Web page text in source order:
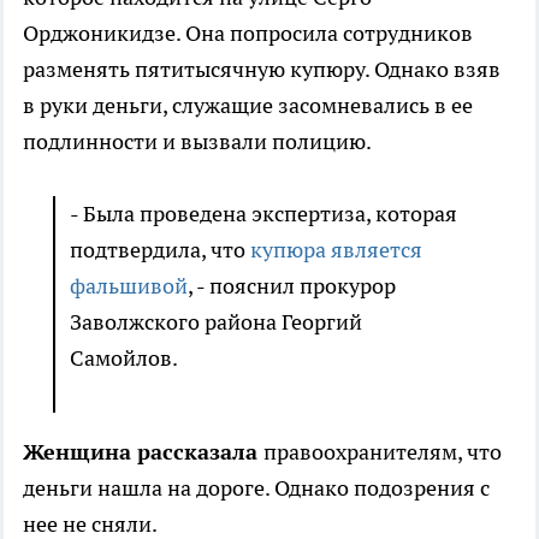
Орджоникидзе. Она попросила сотрудников
разменять пятитысячную купюру. Однако взяв
в руки деньги, служащие засомневались в ее
подлинности и вызвали полицию.
- Была проведена экспертиза, которая
подтвердила, чтокупюра является
фальшивой, - пояснил прокурор
Заволжского района Георгий
Самойлов.
Женщина рассказала правоохранителям, что
деньги нашла на дороге. Однако подозрения с
нее не сняли.